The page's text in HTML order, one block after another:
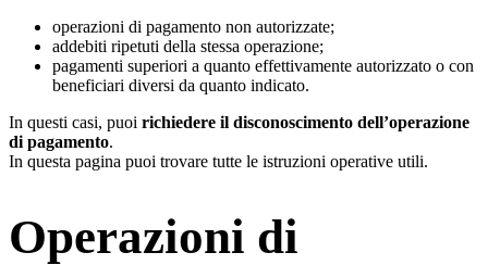
operazioni di pagamento non autorizzate;
addebiti ripetuti della stessa operazione;
pagamenti superiori a quanto effettivamente autorizzato o con
beneficiari diversi da quanto indicato.
In questi casi, puoi richiedere il disconoscimento dell’operazione
di pagamento.
In questa pagina puoi trovare tutte le istruzioni operative utili.
Operazioni di